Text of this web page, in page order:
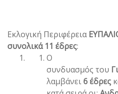
Εκλογική Περιφέρεια
συνολικά 11 έδρες:
Ο
συνδυασμός του
λαμβάνει6 έδρες